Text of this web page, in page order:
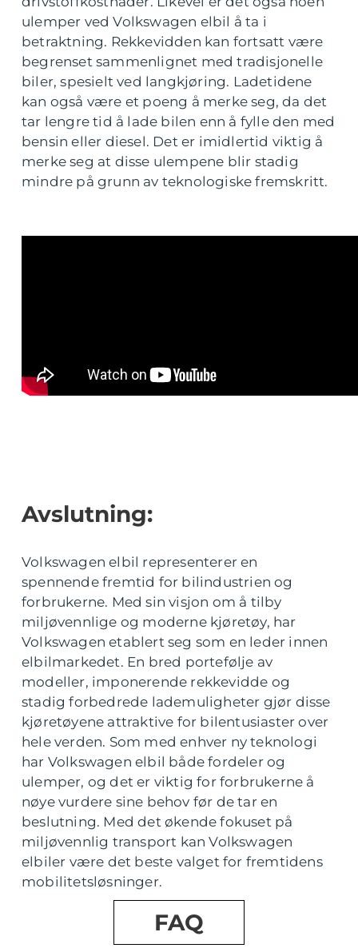
ulemper ved Volkswagen elbil å ta i
betraktning. Rekkevidden kan fortsatt være
begrenset sammenlignet med tradisjonelle
biler, spesielt ved langkjøring. Ladetidene
kan også være et poeng å merke seg, da det
tar lengre tid å lade bilen enn å fylle den med
bensin eller diesel. Det er imidlertid viktig å
merke seg at disse ulempene blir stadig
mindre på grunn av teknologiske fremskritt.
Avslutning:
Volkswagen elbil representerer en
spennende fremtid for bilindustrien og
forbrukerne. Med sin visjon om å tilby
miljøvennlige og moderne kjøretøy, har
Volkswagen etablert seg som en leder innen
elbilmarkedet. En bred portefølje av
modeller, imponerende rekkevidde og
stadig forbedrede lademuligheter gjør disse
kjøretøyene attraktive for bilentusiaster over
hele verden. Som med enhver ny teknologi
har Volkswagen elbil både fordeler og
ulemper, og det er viktig for forbrukerne å
nøye vurdere sine behov før de tar en
beslutning. Med det økende fokuset på
miljøvennlig transport kan Volkswagen
elbiler være det beste valget for fremtidens
mobilitetsløsninger.
FAQ